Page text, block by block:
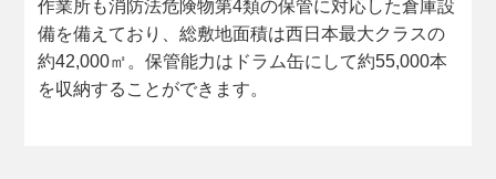
作業所も消防法危険物第4類の保管に対応した倉庫設
備を備えており、総敷地面積は西日本最大クラスの
約42,000㎡。保管能力はドラム缶にして約55,000本
を収納することができます。